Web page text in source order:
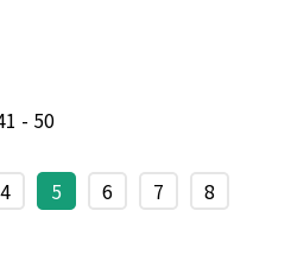
- 50
4 5 6 7
8